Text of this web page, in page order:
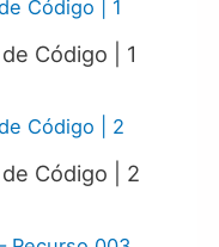
Código | 1
Código | 2